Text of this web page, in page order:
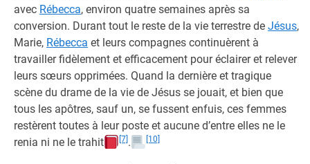
avec Rébecca, environ quatre semaines après sa
conversion. Durant tout le reste de la vie terrestre de Jésus,
Marie, Rébecca et leurs compagnes continuèrent à
travailler fidèlement et efficacement pour éclairer et relever
leurs sœurs opprimées. Quand la dernière et tragique
scène du drame de la vie de Jésus se jouait, et bien que
tous les apôtres, sauf un, se fussent enfuis, ces femmes
restèrent toutes à leur poste et aucune d’entre elles ne le
renia ni ne le trahit
[7] . [10]